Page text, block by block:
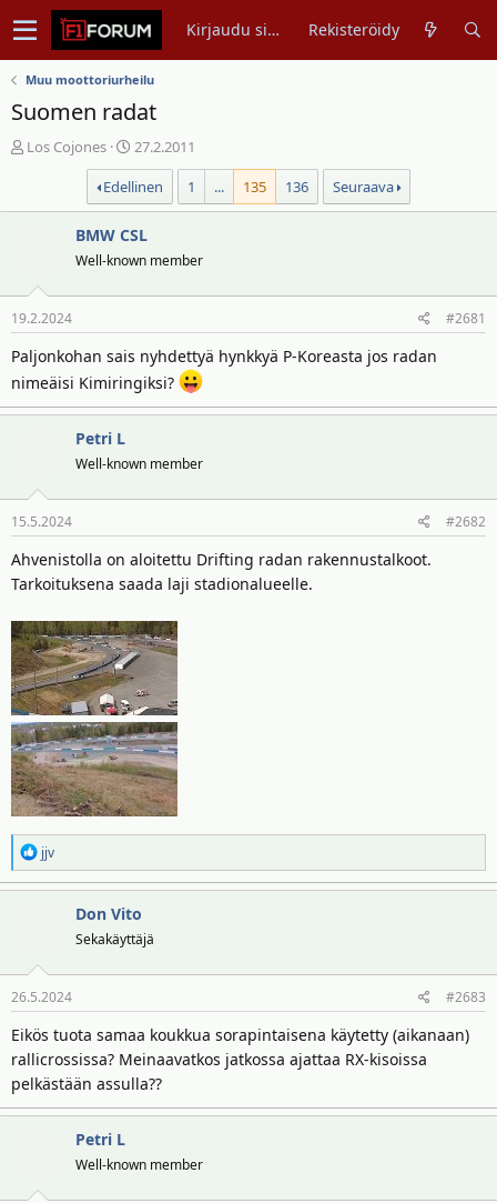
Kirjaudu sisään Rekisteröidy
Muu moottoriurheilu
Suomen radat
V
s
e
t
u
n
a
t
t
j
a
Los Cojones
A
l
o
i
t
u
p
v
ä
m
ä
ä
27.2.2011
Edellinen
1 ... 135 136 Seuraava
BMW CSL
Well-known member
19.2.2024 #2681
Paljonkohan sais nyhdettyä hynkkyä P-Koreasta jos radan
nimeäisi Kimiringiksi?
Petri L
Well-known member
15.5.2024 #2682
Ahvenistolla on aloitettu Drifting radan rakennustalkoot.
Tarkoituksena saada laji stadionalueelle.
R
e
a
o
t
jjv
Don Vito
Sekakäyttäjä
26.5.2024 #2683
Eikös tuota samaa koukkua sorapintaisena käytetty (aikanaan)
rallicrossissa? Meinaavatkos jatkossa ajattaa RX-kisoissa
pelkästään assulla??
Petri L
Well-known member